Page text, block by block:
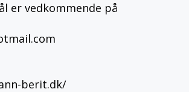
er vedkommende på
berit.dk/